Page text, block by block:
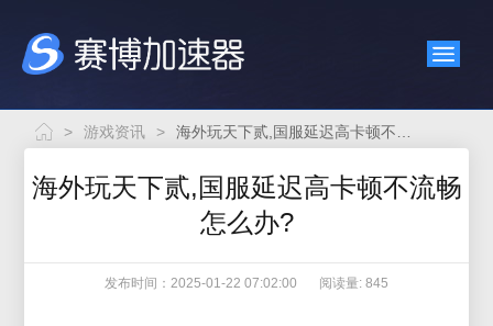
> 游戏资讯 >
海外玩天下贰,国服延迟高卡顿不流畅
怎么办?
发布时间：2025-01-22 07:02:00 阅读量: 845